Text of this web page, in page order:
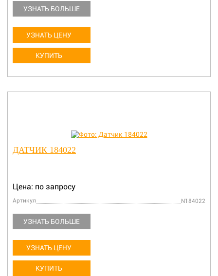
УЗНАТЬ БОЛЬШЕ
УЗНАТЬ ЦЕНУ
КУПИТЬ
ДАТЧИК 184022
Цена: по запросу
Артикул N184022
УЗНАТЬ БОЛЬШЕ
УЗНАТЬ ЦЕНУ
КУПИТЬ